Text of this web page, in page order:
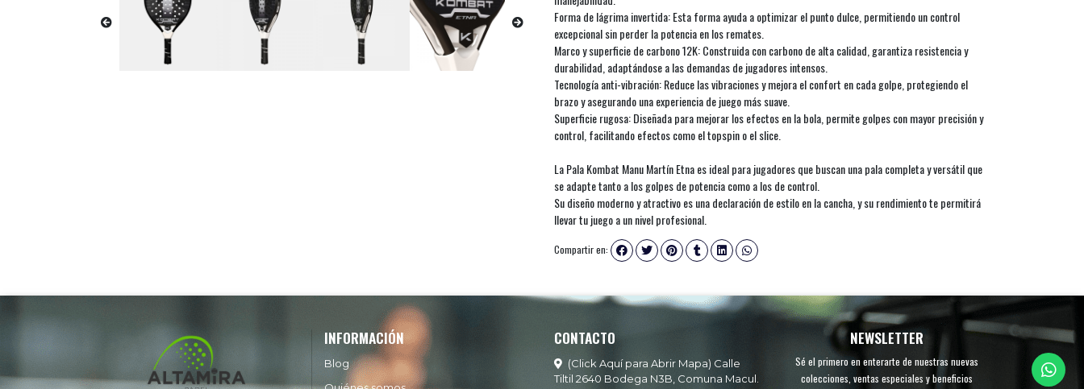
Forma de lágrima invertida: Esta forma ayuda a optimizar el punto dulce, permitiendo un control
excepcional sin perder la potencia en los remates.
Marco y superficie de carbono 12K: Construida con carbono de alta calidad, garantiza resistencia y
durabilidad, adaptándose a las demandas de jugadores intensos.
Tecnología anti-vibración: Reduce las vibraciones y mejora el confort en cada golpe, protegiendo el
brazo y asegurando una experiencia de juego más suave.
Superficie rugosa: Diseñada para mejorar los efectos en la bola, permite golpes con mayor precisión y
control, facilitando efectos como el topspin o el slice.
La Pala Kombat Manu Martín Etna es ideal para jugadores que buscan una pala completa y versátil que
se adapte tanto a los golpes de potencia como a los de control.
Su diseño moderno y atractivo es una declaración de estilo en la cancha, y su rendimiento te permitirá
llevar tu juego a un nivel profesional.
Compartir en:
INFORMACIÓN
Blog
CONTACTO
(Click Aquí para Abrir Mapa) Calle
Tiltil 2640 Bodega N3B, Comuna Macul.
NEWSLETTER
Sé el primero en enterarte de nuestras nuevas
colecciones, ventas especiales y beneficios